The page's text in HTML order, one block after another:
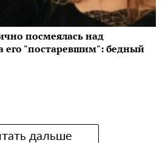
посмеялась над
его "постаревшим": бедный
дальше